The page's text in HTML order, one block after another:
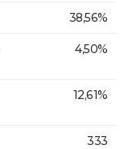
38,56%
4,50%
12,61%
333